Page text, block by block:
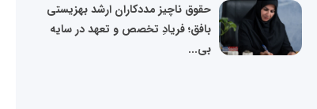
حقوق ناچیز مددکاران ارشد بهزیستی
بافق؛ فریادِ تخصص و تعهد در سایه
بی...